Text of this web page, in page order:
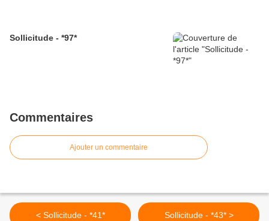
Sollicitude - *97*
Commentaires
Ajouter un commentaire
< Sollicitude - *41* Sollicitude - *43* >